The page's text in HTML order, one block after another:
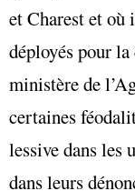
et Charest et où
déployés pour
ministère de
certaines
lessive dans les
dans leurs